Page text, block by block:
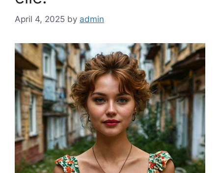
April 4, 2025 by admin